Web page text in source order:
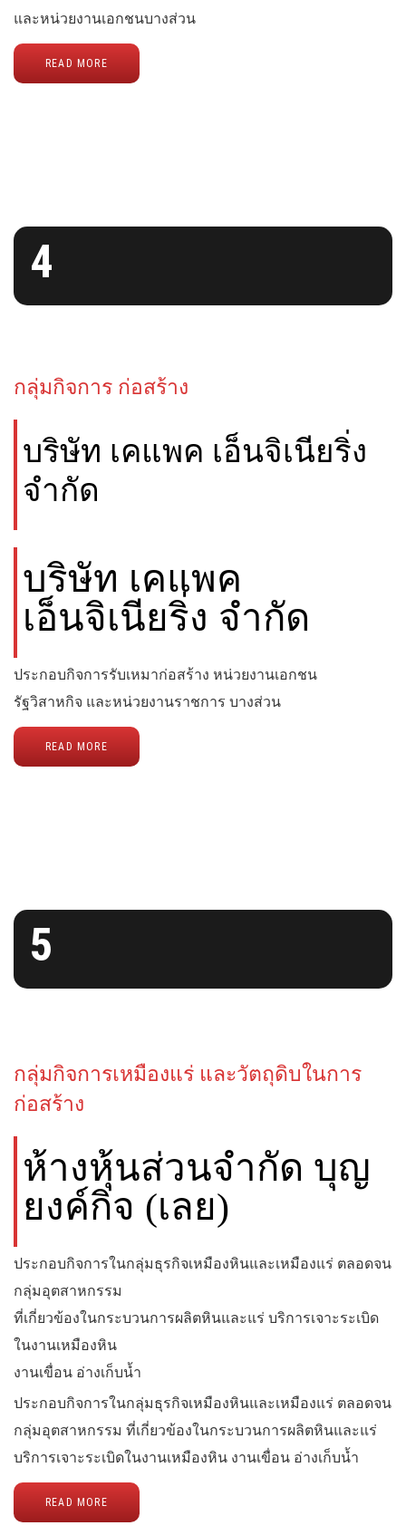
และหน่วยงานเอกชนบางส่วน
READ MORE
4
กลุ่มกิจการ ก่อสร้าง
บริษัท เคแพค เอ็นจิเนียริ่ง
จำกัด
บริษัท เคแพค
เอ็นจิเนียริ่ง จำกัด
ประกอบกิจการรับเหมาก่อสร้าง หน่วยงานเอกชน
รัฐวิสาหกิจ และหน่วยงานราชการ บางส่วน
READ MORE
5
กลุ่มกิจการเหมืองแร่ และวัตถุดิบในการ
ก่อสร้าง
ห้างหุ้นส่วนจำกัด บุญ
ยงค์กิจ (เลย)
ประกอบกิจการในกลุ่มธุรกิจเหมืองหินและเหมืองแร่ ตลอดจน
กลุ่มอุตสาหกรรม
ที่เกี่ยวข้องในกระบวนการผลิตหินและแร่ บริการเจาะระเบิด
ในงานเหมืองหิน
งานเขื่อน อ่างเก็บน้ำ
ประกอบกิจการในกลุ่มธุรกิจเหมืองหินและเหมืองแร่ ตลอดจน
กลุ่มอุตสาหกรรม ที่เกี่ยวข้องในกระบวนการผลิตหินและแร่
บริการเจาะระเบิดในงานเหมืองหิน งานเขื่อน อ่างเก็บน้ำ
READ MORE